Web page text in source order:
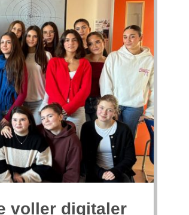
vol­ler digi­ta­ler